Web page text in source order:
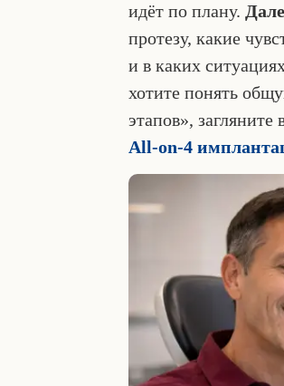
идёт по плану.
протезу, какие
и в каких
хотите понять
этапов»,
All-on-4